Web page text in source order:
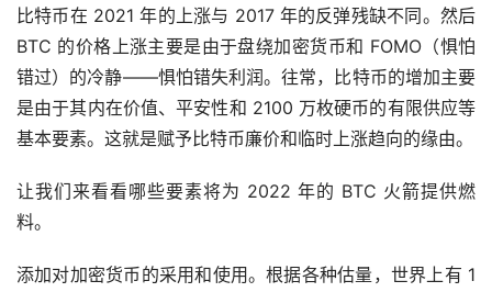
比特币在 2021 年的上涨与 2017 年的反弹残缺不同。然后
BTC 的价格上涨主要是由于盘绕加密货币和 FOMO（惧怕
错过）的冷静——惧怕错失利润。往常，比特币的增加主要
是由于其内在价值、平安性和 2100 万枚硬币的有限供应等
基本要素。这就是赋予比特币廉价和临时上涨趋向的缘由。
让我们来看看哪些要素将为 2022 年的 BTC 火箭提供燃
料。
添加对加密货币的采用和使用。根据各种估量，世界上有 1